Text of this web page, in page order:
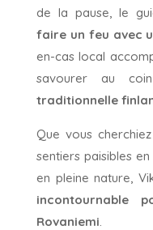
de la pause, le
faire un feu avec
en-cas local
savourer au
traditionnelle
Que vous
sentiers paisibles
en pleine nature,
incontournable
Rovaniemi.